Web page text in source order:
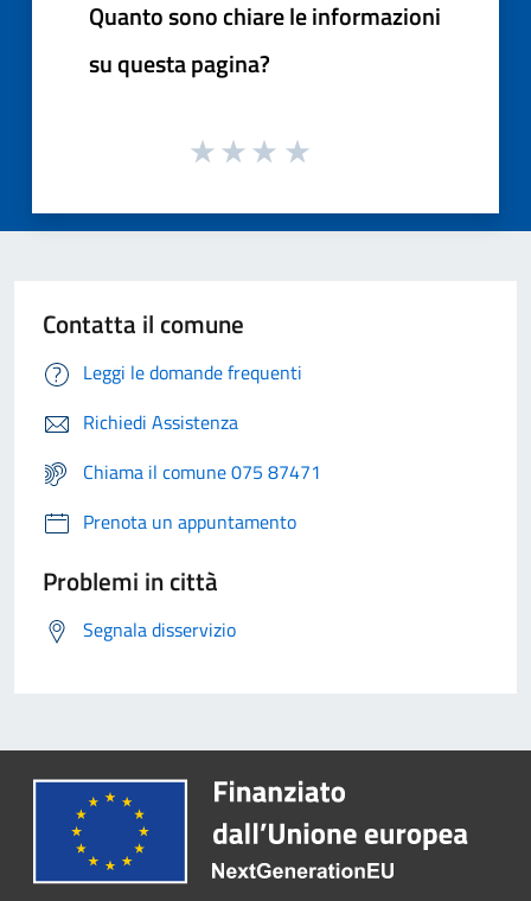
Quanto sono chiare le informazioni
su questa pagina?
Contatta il comune
Leggi le domande frequenti
Richiedi Assistenza
Chiama il comune 075 87471
Prenota un appuntamento
Problemi in città
Segnala disservizio